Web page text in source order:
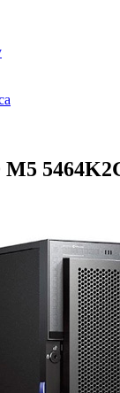
M5